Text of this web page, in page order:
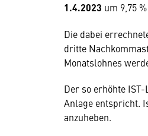
1.4.2023 um 9,75
Die dabei
dritte
Monatslohnes
Der so erhöhte
Anlage entspricht.
anzuheben.